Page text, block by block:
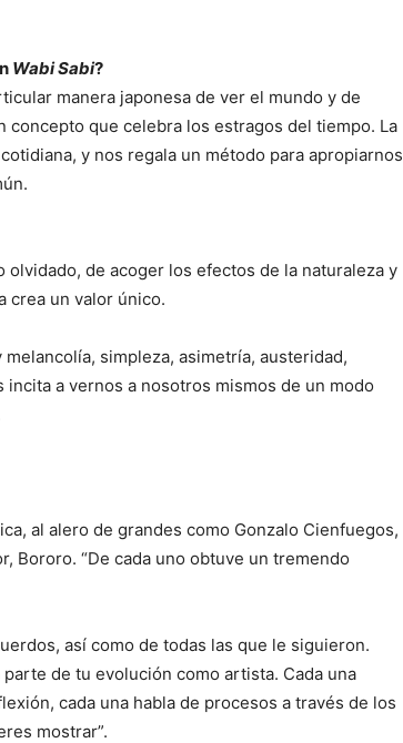
Wabi Sabi?
manera japonesa de ver el mundo y de
que celebra los estragos del tiempo. La
y nos regala un método para apropiarnos
de acoger los efectos de la naturaleza y
crea un valor único.
simpleza, asimetría, austeridad,
a vernos a nosotros mismos de un modo
al alero de grandes como Gonzalo Cienfuegos,
Bororo. “De cada uno obtuve un tremendo
así como de todas las que le siguieron.
de tu evolución como artista. Cada una
cada una habla de procesos a través de los
mostrar”.